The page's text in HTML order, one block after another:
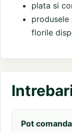
plata si
florile
Pot